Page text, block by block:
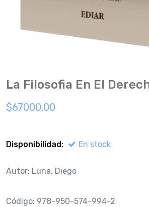
La Filosofia En El
$67000.00
Disponibilidad: En stock
Autor: Luna, Diego
Código: 978-950-574-994-2